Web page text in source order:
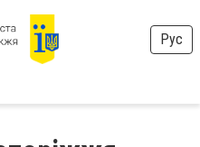
Рус